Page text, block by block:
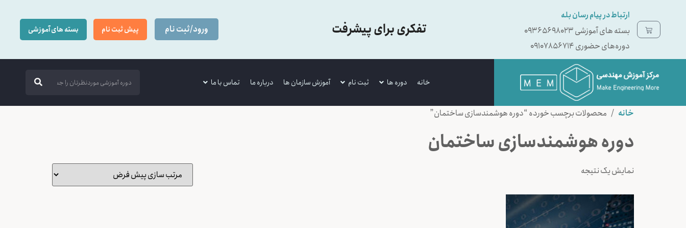
ارتباط در پیام رسان بله
بسته ‌های آموزشی 09365698023
دوره‌های حضوری 09107856714
تفکری برای پیشرفت ورود/ثبت نام پیش ثبت نام بسته های آموزشی
خانه دوره ها ثبت نام آموزش سازمان ها درباره ما تماس با ما
خانه / محصولات برچسب خورده “دوره هوشمندسازی ساختمان”
دوره هوشمندسازی ساختمان
نمایش یک نتیجه